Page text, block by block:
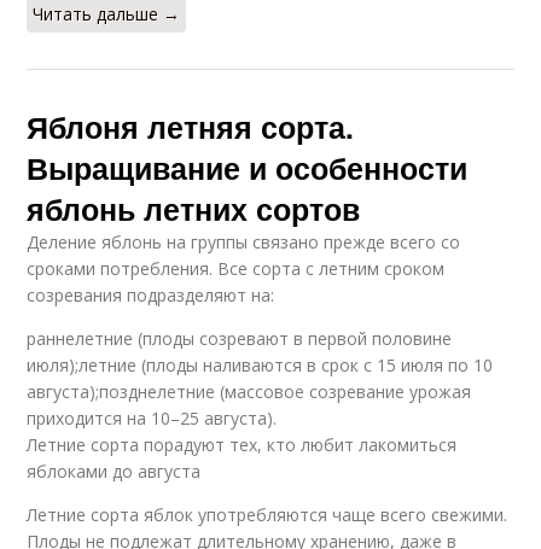
Читать дальше →
Яблоня летняя сорта.
Выращивание и особенности
яблонь летних сортов
Деление яблонь на группы связано прежде всего со
сроками потребления. Все сорта с летним сроком
созревания подразделяют на:
раннелетние (плоды созревают в первой половине
июля);летние (плоды наливаются в срок с 15 июля по 10
августа);позднелетние (массовое созревание урожая
приходится на 10–25 августа).
Летние сорта порадуют тех, кто любит лакомиться
яблоками до августа
Летние сорта яблок употребляются чаще всего свежими.
Плоды не подлежат длительному хранению, даже в